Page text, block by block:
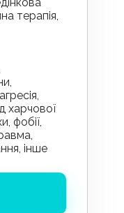
терапія,
харчової
фобії,
інше